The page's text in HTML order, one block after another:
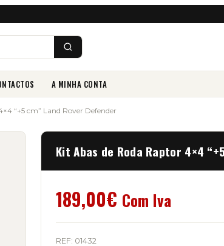
A MINHA CONTA
“+5 cm” Land Rover Defender
Kit Abas de Roda Raptor 4×4
189,00€ Com Iva
REF: 01432